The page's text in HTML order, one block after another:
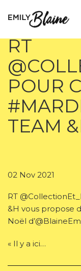
RT
POUR
TEAM
02 Nov 2021
RT
&H vous propose
Noël
« Il y a ici…